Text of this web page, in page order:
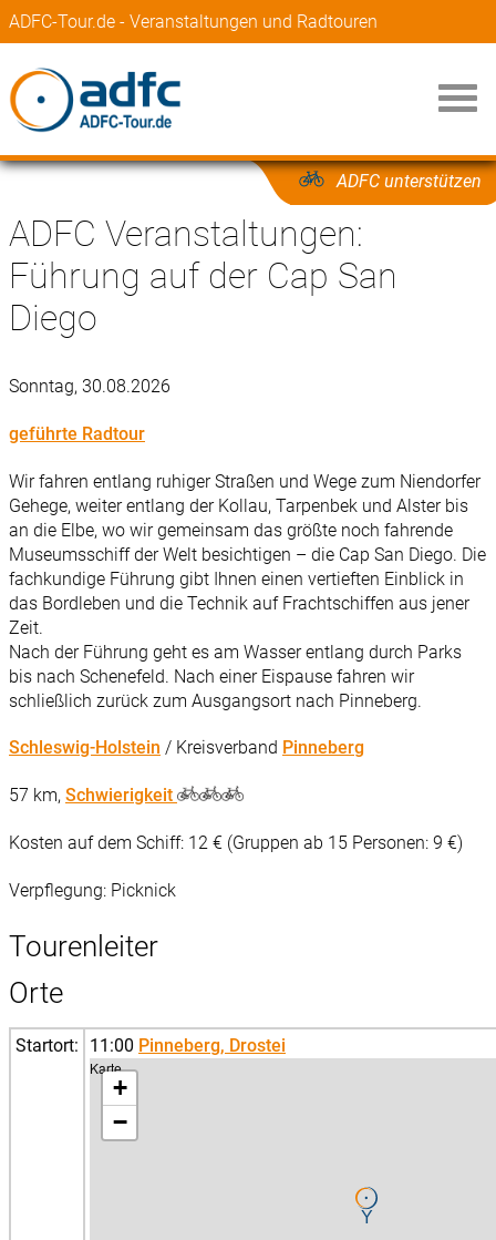
ADFC-Tour.de - Veranstaltungen und Radtouren
ADFC unterstützen
ADFC Veranstaltungen:
Führung auf der Cap San
Diego
Sonntag, 30.08.2026
geführte Radtour
Wir fahren entlang ruhiger Straßen und Wege zum Niendorfer
Gehege, weiter entlang der Kollau, Tarpenbek und Alster bis
an die Elbe, wo wir gemeinsam das größte noch fahrende
Museumsschiff der Welt besichtigen – die Cap San Diego. Die
fachkundige Führung gibt Ihnen einen vertieften Einblick in
das Bordleben und die Technik auf Frachtschiffen aus jener
Zeit.
Nach der Führung geht es am Wasser entlang durch Parks
bis nach Schenefeld. Nach einer Eispause fahren wir
schließlich zurück zum Ausgangsort nach Pinneberg.
Schleswig-Holstein / Kreisverband Pinneberg
57 km, Schwierigkeit
Kosten auf dem Schiff: 12 € (Gruppen ab 15 Personen: 9 €)
Verpflegung: Picknick
Tourenleiter
Orte
Startort: 11:00 Pinneberg, Drostei
Karte
+
−